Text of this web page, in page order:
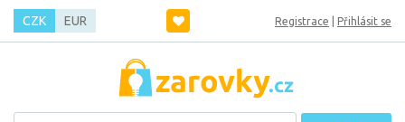
CZK EUR Registrace Přihlásit se